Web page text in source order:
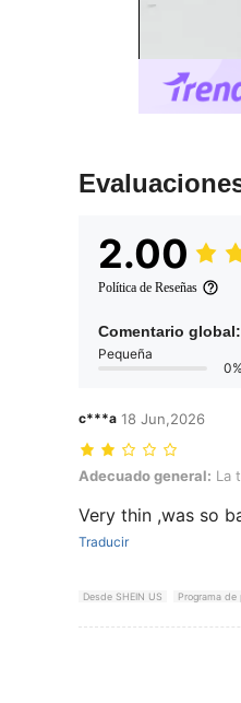
2.00
Política de Reseñas
Comentario global:
Pequeña
0%
c***a 18 Jun,2026
Adecuado general: La
Adecuado general: La
Very thin ,was so
Traducir
Desde SHEIN US Programa de